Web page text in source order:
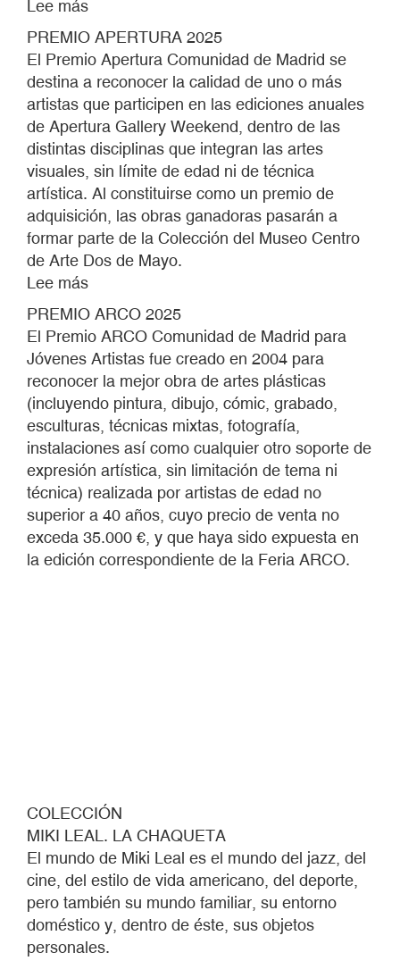
Lee más
PREMIO
APERTURA
2025
PREMIO APERTURA 2025
El Premio Apertura Comunidad de Madrid se
destina a reconocer la calidad de uno o más
artistas que participen en las ediciones anuales
de Apertura Gallery Weekend, dentro de las
distintas disciplinas que integran las artes
visuales, sin límite de edad ni de técnica
artística. Al constituirse como un premio de
adquisición, las obras ganadoras pasarán a
formar parte de la Colección del Museo Centro
de Arte Dos de Mayo.
Lee más
PREMIO
ARCO
2025
PREMIO ARCO 2025
El Premio ARCO Comunidad de Madrid para
Jóvenes Artistas fue creado en 2004 para
reconocer la mejor obra de artes plásticas
(incluyendo pintura, dibujo, cómic, grabado,
esculturas, técnicas mixtas, fotografía,
instalaciones así como cualquier otro soporte de
expresión artística, sin limitación de tema ni
técnica) realizada por artistas de edad no
superior a 40 años, cuyo precio de venta no
exceda 35.000 €, y que haya sido expuesta en
la edición correspondiente de la Feria ARCO.
COLECCIÓN
MIKI LEAL. LA CHAQUETA
El mundo de Miki Leal es el mundo del jazz, del
cine, del estilo de vida americano, del deporte,
pero también su mundo familiar, su entorno
doméstico y, dentro de éste, sus objetos
personales.